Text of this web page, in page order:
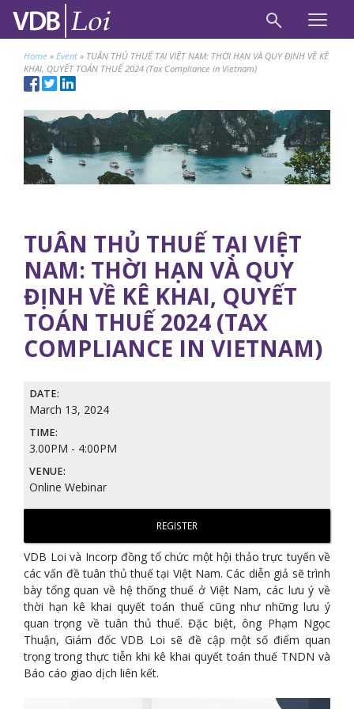
Home » Event » TUÂN THỦ THUẾ TẠI VIỆT NAM: THỜI HẠN VÀ QUY ĐỊNH VỀ KÊ
KHAI, QUYẾT TOÁN THUẾ 2024 (Tax Compliance in Vietnam)
TUÂN THỦ THUẾ TẠI VIỆT
NAM: THỜI HẠN VÀ QUY
ĐỊNH VỀ KÊ KHAI, QUYẾT
TOÁN THUẾ 2024 (TAX
COMPLIANCE IN VIETNAM)
VDB Loi và Incorp đồng tổ chức một hội thảo trực tuyến về
các vấn đề tuân thủ thuế tại Việt Nam. Các diễn giả sẽ trình
bày tổng quan về hệ thống thuế ở Việt Nam, các lưu ý về
thời hạn kê khai quyết toán thuế cũng như những lưu ý
quan trọng về tuân thủ thuế. Đặc biệt, ông Phạm Ngọc
Thuận, Giám đốc VDB Loi sẽ đề cập một số điểm quan
trọng trong thực tiễn khi kê khai quyết toán thuế TNDN và
Báo cáo giao dịch liên kết.
DATE:
March 13, 2024
TIME:
3.00PM - 4:00PM
VENUE:
Online Webinar
REGISTER